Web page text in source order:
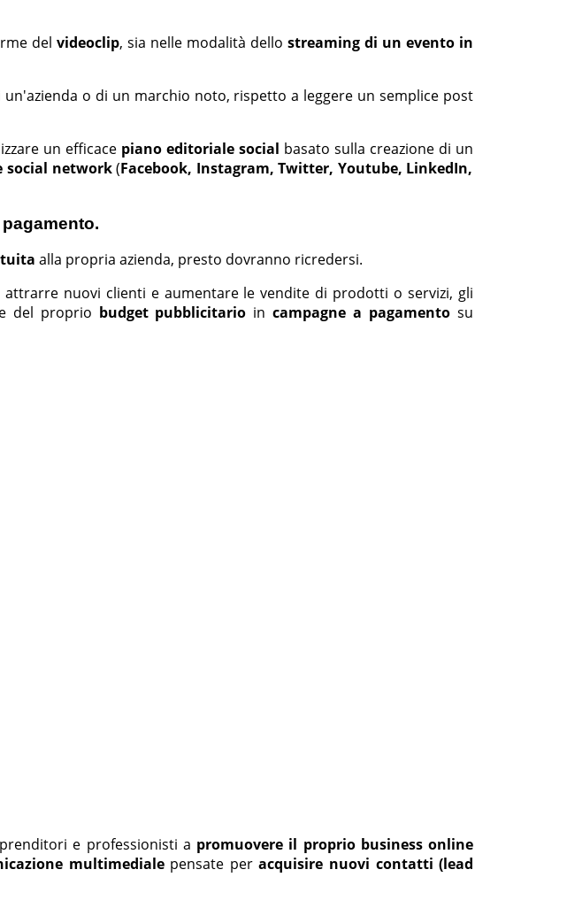
delvideoclip, sia nelle modalità dellostreaming di un evento in
un'azienda o di un marchio noto, rispetto a leggere un semplice post
un efficace piano editoriale social basato sulla creazione di un
social network(Facebook, Instagram, Twitter, Youtube, LinkedIn,
alla propria azienda, presto dovranno ricredersi.
nuovi clienti e aumentare le vendite di prodotti o servizi, gli
del proprio budget pubblicitario incampagne a pagamento su
e professionisti a promuovere il proprio business online
multimedialepensate peracquisire nuovi contatti (lead